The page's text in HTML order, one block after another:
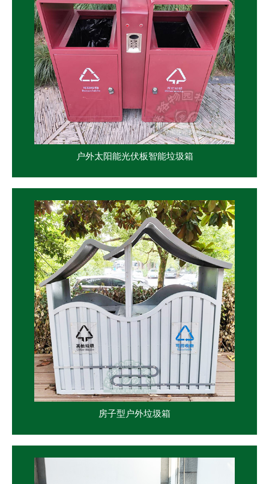
户外太阳能光伏板智能垃圾箱
房子型户外垃圾箱